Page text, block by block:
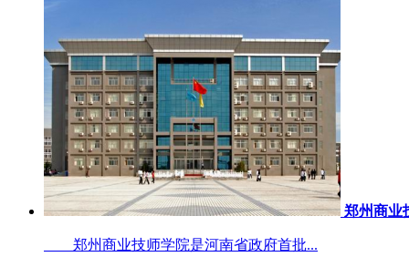
郑州商业
郑州商业技师学院是河南省政府首批...